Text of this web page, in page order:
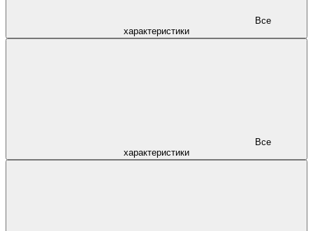
характеристики
характеристики